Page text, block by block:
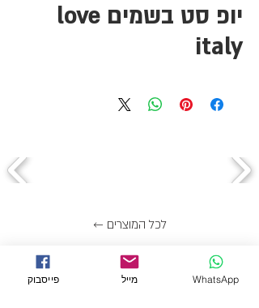
יופ סט בשמים love
italy
← לכל המוצרים
מידע
פייסבוק מייל WhatsApp